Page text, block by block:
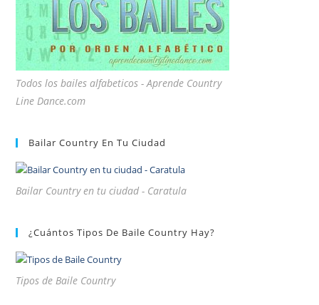
Todos los bailes alfabeticos - Aprende Country
Line Dance.com
Bailar Country En Tu Ciudad
Bailar Country en tu ciudad - Caratula
¿Cuántos Tipos De Baile Country Hay?
Tipos de Baile Country